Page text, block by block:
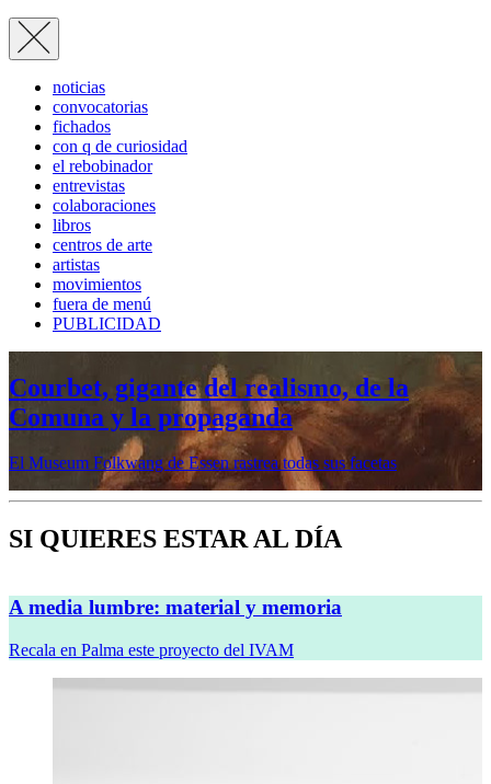
noticias
convocatorias
fichados
con q de curiosidad
el rebobinador
entrevistas
colaboraciones
libros
centros de arte
artistas
movimientos
fuera de menú
PUBLICIDAD
Mujeres prerrafaelitas, psiquiatría en la
vanguardia, Minor White o Dana
Lixenberg, en otoño en la Fundación
MAPFRE
Veremos cinco muestras en sus sedes de Madrid y Barcelona
SI QUIERES ESTAR AL DÍA
A media lumbre: material y memoria